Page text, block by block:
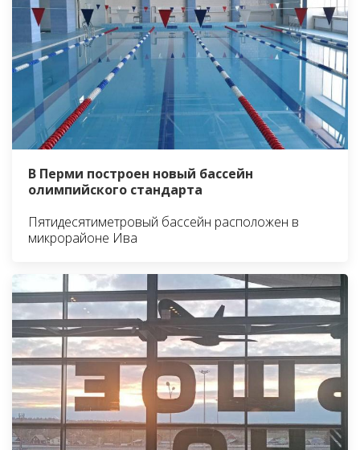
В Перми построен новый бассейн
олимпийского стандарта
Пятидесятиметровый бассейн расположен в
микрорайоне Ива